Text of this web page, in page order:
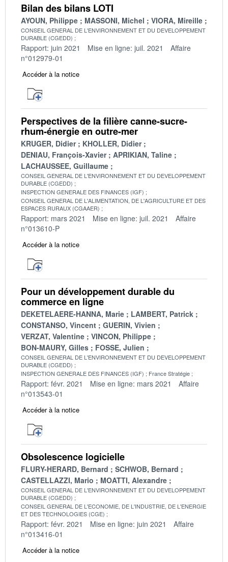
Bilan des bilans LOTI
AYOUN, Philippe MASSONI, Michel VIORA, Mireille
CONSEIL GENERAL DE L'ENVIRONNEMENT ET DU DEVELOPPEMENT
DURABLE (CGEDD)
Rapport: juin 2021 Mise en ligne: juil. 2021
Affaire
n°012979-01
Accéder à la notice
Perspectives de la filière canne-sucre-
rhum-énergie en outre-mer
KRUGER, Didier
KHOLLER, Didier
DENIAU, François-Xavier
APRIKIAN, Taline
LACHAUSSEE, Guillaume
CONSEIL GENERAL DE L'ENVIRONNEMENT ET DU DEVELOPPEMENT
DURABLE (CGEDD)
INSPECTION GENERALE DES FINANCES (IGF)
CONSEIL GENERAL DE L'ALIMENTATION, DE L'AGRICULTURE ET DES
ESPACES RURAUX (CGAAER)
Rapport: mars 2021 Mise en ligne: juil. 2021
Affaire
n°013610-P
Accéder à la notice
Pour un développement durable du
commerce en ligne
DEKETELAERE-HANNA, Marie
LAMBERT, Patrick
CONSTANSO, Vincent
GUERIN, Vivien
VERZAT, Valentine
VINCON, Philippe
BON-MAURY, Gilles
FOSSE, Julien
CONSEIL GENERAL DE L'ENVIRONNEMENT ET DU DEVELOPPEMENT
DURABLE (CGEDD)
INSPECTION GENERALE DES FINANCES (IGF)
France Stratégie
Rapport: févr. 2021 Mise en ligne: mars 2021
Affaire
n°013543-01
Accéder à la notice
Obsolescence logicielle
FLURY-HERARD, Bernard
SCHWOB, Bernard
CASTELLAZZI, Mario
MOATTI, Alexandre
CONSEIL GENERAL DE L'ENVIRONNEMENT ET DU DEVELOPPEMENT
DURABLE (CGEDD)
CONSEIL GENERAL DE L'ECONOMIE, DE L'INDUSTRIE, DE L'ENERGIE
ET DES TECHNOLOGIES (CGE)
Rapport: févr. 2021 Mise en ligne: juin 2021
Affaire
n°013416-01
Accéder à la notice